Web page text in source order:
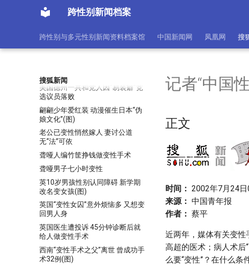
跨性别新闻档案
跨性别与多元性别新闻资料档案馆 中国新闻网 凤凰网 搜
搜狐新闻
组图：风姿妖娆的泰国人妖
美变性人多年服用雄激素仍怀孕产
女
美国德州一共和党人因“易装癖”竞
选议员落败
翩翩少年爱红装 动漫催生日本“伪
娘文化”(图)
老公已变性悄然嫁人 妻讨公道
无“法”可依
聋哑人编竹筐挣钱做变性手术
聋哑男子七小时变性
英10岁男孩性别认同障碍 新学期
改名变女孩(图)
英国“变性女囚”意外烦恼多 又想变
回男人身
英国医生遭投诉 45分钟诊断后就
给人做变性手术
西南“变性手术之父”离世 曾成功手
术32例(图)
记者“中国
正文
时间： 2002年7月24日
来源： 中国青年报
作者： 蔡平
近两年，媒体有关变
高超的医术；病人术后
么要“变性”？在什么条